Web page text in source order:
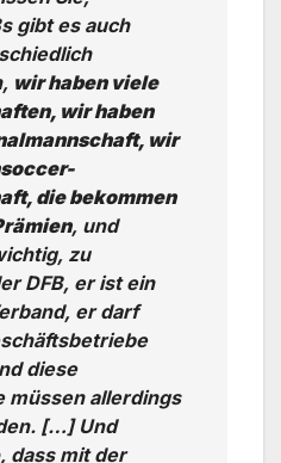
gibt es auch
wir haben viele
wir haben
wir
die bekommen
, und
zu
DFB, er ist ein
er darf
diese
müssen allerdings
[…] Und
dass mit der